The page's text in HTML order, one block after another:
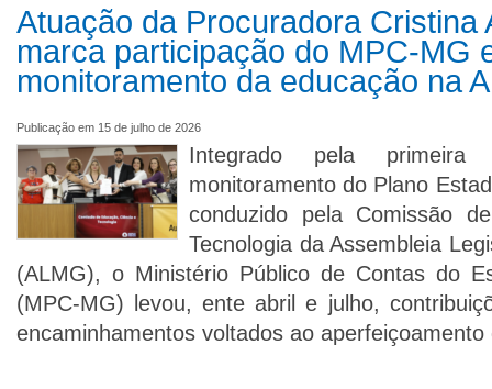
Atuação da Procuradora Cristina
marca participação do MPC-MG
monitoramento da educação na
Publicação em 15 de julho de 2026
Integrado pela
monitoramento do Plano
conduzido pela Comissão
Tecnologia da Assembleia
(ALMG), o Ministério Público de Contas do
(MPC-MG) levou, ente abril e julho,
encaminhamentos voltados ao